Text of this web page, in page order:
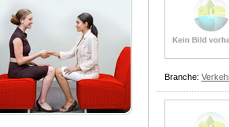
Branche: